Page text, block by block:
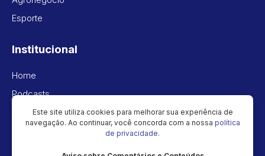
Esporte
Institucional
Home
Podcasts
Vídeos
Política de privacidade
Este site utiliza cookies para melhorar sua experiência de
navegação. Ao continuar, você concorda com a nossa política
de privacidade.